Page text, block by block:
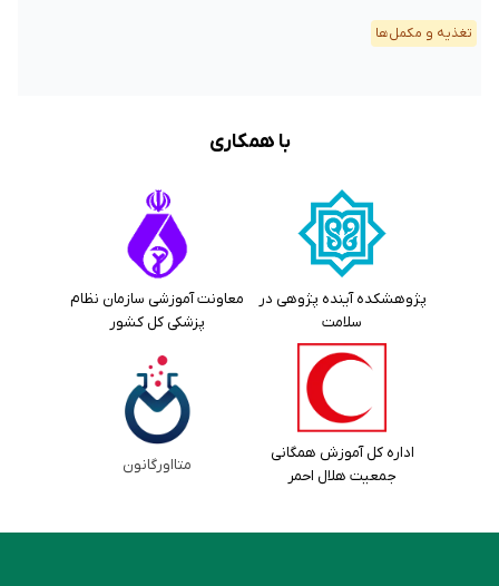
تغذیه و مکمل‌ها
با همکاری
پژوهشکده آینده پژوهی در
سلامت
معاونت آموزشی سازمان نظام
پزشکی کل کشور
اداره کل آموزش همگانی
جمعیت هلال احمر
متااورگانون